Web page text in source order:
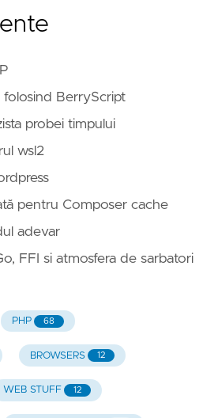
folosind BerryScript
probei timpului
wsl2
pentru Composer cache
adevar
FFI si atmosfera de sarbatori
PHP 68
BROWSERS 12
WEB STUFF 12